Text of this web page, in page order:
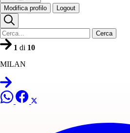
Modifica profilo Logout
Cerca
1 di 10
MILAN